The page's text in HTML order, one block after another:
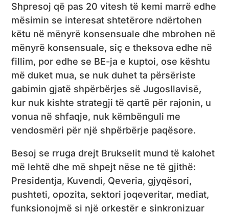
Shpresoj që pas 20 vitesh të kemi marrë edhe
mësimin se interesat shtetërore ndërtohen
këtu në mënyrë konsensuale dhe mbrohen në
mënyrë konsensuale, siç e theksova edhe në
fillim, por edhe se BE-ja e kuptoi, ose kështu
më duket mua, se nuk duhet ta përsëriste
gabimin gjatë shpërbërjes së Jugosllavisë,
kur nuk kishte strategji të qartë për rajonin, u
vonua në shfaqje, nuk këmbënguli me
vendosmëri për një shpërbërje paqësore.
Besoj se rruga drejt Brukselit mund të kalohet
më lehtë dhe më shpejt nëse ne të gjithë:
Presidentja, Kuvendi, Qeveria, gjyqësori,
pushteti, opozita, sektori joqeveritar, mediat,
funksionojmë si një orkestër e sinkronizuar